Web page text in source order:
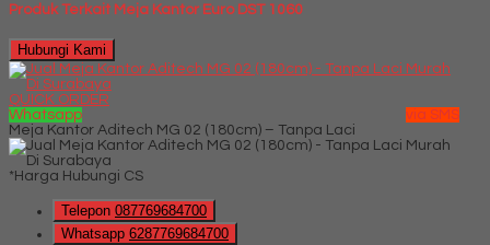
Produk Terkait Meja Kantor Euro DST 1060
Hubungi Kami
QUICK ORDER
Whatsapp
via SMS
Meja Kantor Aditech MG 02 (180cm) – Tanpa Laci
*Harga Hubungi CS
Telepon 087769684700
Whatsapp 6287769684700